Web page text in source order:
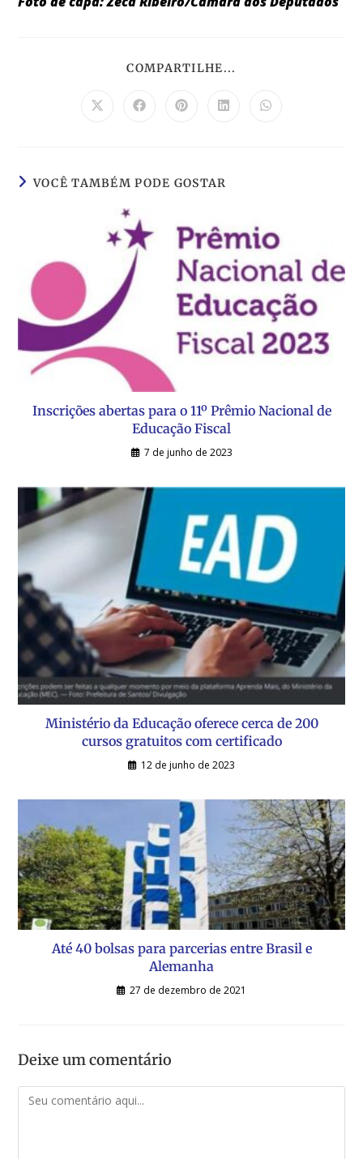
COMPARTILHE...
VOCÊ TAMBÉM PODE GOSTAR
Inscrições abertas para o 11º Prêmio Nacional de
Educação Fiscal
7 de junho de 2023
Ministério da Educação oferece cerca de 200
cursos gratuitos com certificado
12 de junho de 2023
Até 40 bolsas para parcerias entre Brasil e
Alemanha
27 de dezembro de 2021
Deixe um comentário